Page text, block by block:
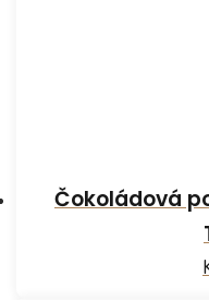
Čokoládová